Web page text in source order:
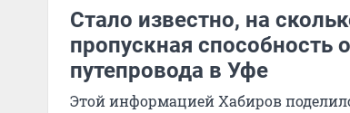
Стало известно, на
пропускная способность
путепровода в Уфе
Этой информацией Хабиров